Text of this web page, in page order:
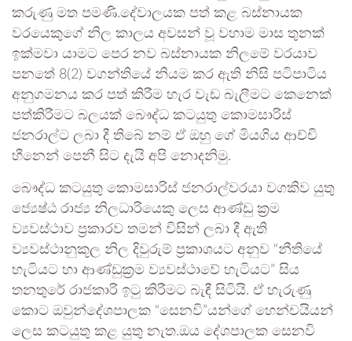
කරුණු මත පමණි.දේවාලයක පත් කළ බස්නායක
වරයෙකුගේ නිල කාලය අවසන් වූ වහාම මාස තුනක්
ඉක්මවා යාමට පෙර නව බස්නායක නිලමේ වරයාව
පනතේ 8(2) වගන්තියේ නියම කර ඇති නිසි පටිපාටිය
අනුගමනය කර පත් කිරීම හැර වැඩ බැලීමට කෙනෙක්
පත්කිරීමට බලයක් බෞද්ධ කටයුතු කොමසාරිස්
ජනරාල්ට ලබා දී තිබේ නම් ඒ ඔහු ගේ මියගිය ආච්චි
හීනෙන් පෙනී සිට දැයි අපි නොදනිමු.
බෞද්ධ කටයුතු කොමසාරිස් ජනරාල්වරයා වගකිව යුතු
ජ්‍යෙෂ්ඨ රාජ්‍ය නිලධාරියෙකු ලෙස ආණ්ඩු ක්‍රම
ව්‍යවස්ථාව ප්‍රකාරව තමන් විසින් ලබා දී ඇති
ව්‍යවස්ථානුකූල නිල දිවුරුම් ප්‍රකාශයට අනුව “නීතියේ
හැටියට හා ආණ්ඩුක්‍රම ව්‍යවස්ථාවේ හැටියට” සිය
තනතුරේ රාජකාරි ඉටු කිරීමට බැඳී සිටියි. ඒ හැරුණු
කොට ඔවුන්දේශපාලක “සෙනවි”යන්ගේ හෙන්චයියන්
ලෙස කටයුතු කළ යුතු නැත.ඔය දේශපාලක සෙනවි